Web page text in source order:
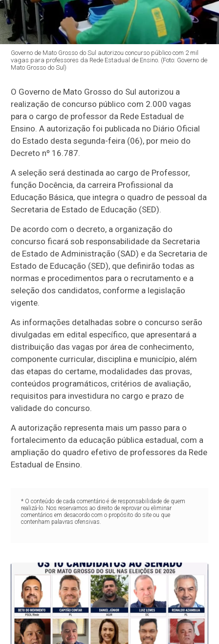
Governo de Mato Grosso do Sul autorizou concurso público com 2 mil
vagas para professores da Rede Estadual de Ensino. (Foto: Governo de
Mato Grosso do Sul)
O Governo de Mato Grosso do Sul autorizou a
realização de concurso público com 2.000 vagas
para o cargo de professor da Rede Estadual de
Ensino. A autorização foi publicada no Diário Oficial
do Estado desta segunda-feira (06), por meio do
Decreto nº 16.787.
A seleção será destinada ao cargo de Professor,
função Docência, da carreira Profissional da
Educação Básica, que integra o quadro de pessoal da
Secretaria de Estado de Educação (SED).
De acordo com o decreto, a organização do
concurso ficará sob responsabilidade da Secretaria
de Estado de Administração (SAD) e da Secretaria de
Estado de Educação (SED), que definirão todas as
normas e procedimentos para o recrutamento e a
seleção dos candidatos, conforme a legislação
vigente.
As informações detalhadas sobre o concurso serão
divulgadas em edital específico, que apresentará a
distribuição das vagas por área de conhecimento,
componente curricular, disciplina e município, além
das etapas do certame, modalidades das provas,
conteúdos programáticos, critérios de avaliação,
requisitos para investidura no cargo e prazo de
validade do concurso.
A autorização representa mais um passo para o
fortalecimento da educação pública estadual, com a
ampliação do quadro efetivo de professores da Rede
Estadual de Ensino.
* O conteúdo de cada comentário é de responsabilidade de quem
realizá-lo. Nos reservamos ao direito de reprovar ou eliminar
comentários em desacordo com o propósito do site ou que
contenham palavras ofensivas.